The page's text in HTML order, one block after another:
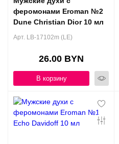
феромонами Eroman №2
Dune Christian Dior 10 мл
Арт. LB-17102m (LE)
26.00 BYN
В корзину